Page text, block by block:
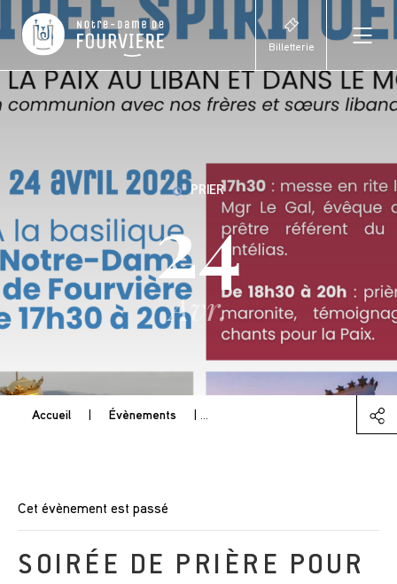
Billetterie
PRIER
24
Avr.
Accueil | Évènements | Soirée de Prière pour la paix au
Cet évènement est passé
SOIRÉE DE PRIÈRE POUR